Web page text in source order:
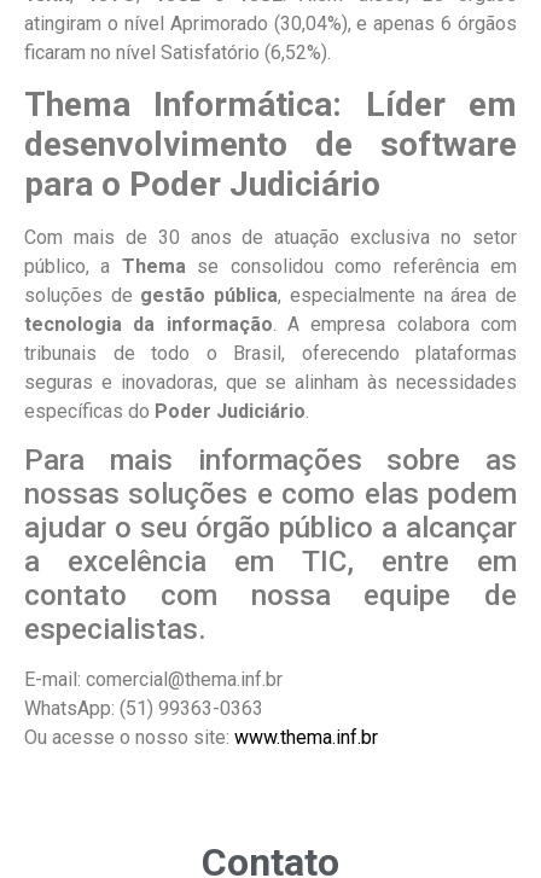
atingiram o nível Aprimorado (30,04%), e apenas 6 órgãos
ficaram no nível Satisfatório (6,52%).
Thema Informática: Líder em
desenvolvimento de software
para o Poder Judiciário
Com mais de 30 anos de atuação exclusiva no setor
público, a Themase consolidou como referência em
soluções de gestão pública, especialmente na área de
tecnologia da informação. A empresa colabora com
tribunais de todo o Brasil, oferecendo plataformas
seguras e inovadoras, que se alinham às necessidades
específicas do Poder Judiciário.
Para mais informações sobre as
nossas soluções e como elas podem
ajudar o seu órgão público a alcançar
a excelência em TIC, entre em
contato com nossa equipe de
especialistas.
E-mail: comercial@thema.inf.br
WhatsApp: (51) 99363-0363
Ou acesse o nosso site: www.thema.inf.br
Contato